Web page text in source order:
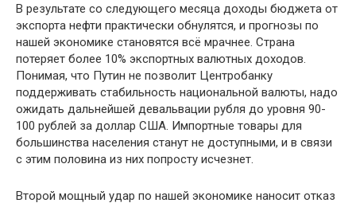
В результате со следующего месяца доходы бюджета от
экспорта нефти практически обнулятся, и прогнозы по
нашей экономике становятся всё мрачнее. Страна
потеряет более 10% экспортных валютных доходов.
Понимая, что Путин не позволит Центробанку
поддерживать стабильность национальной валюты, надо
ожидать дальнейшей девальвации рубля до уровня 90-
100 рублей за доллар США. Импортные товары для
большинства населения станут не доступными, и в связи
с этим половина из них попросту исчезнет.
Второй мощный удар по нашей экономике наносит отказ